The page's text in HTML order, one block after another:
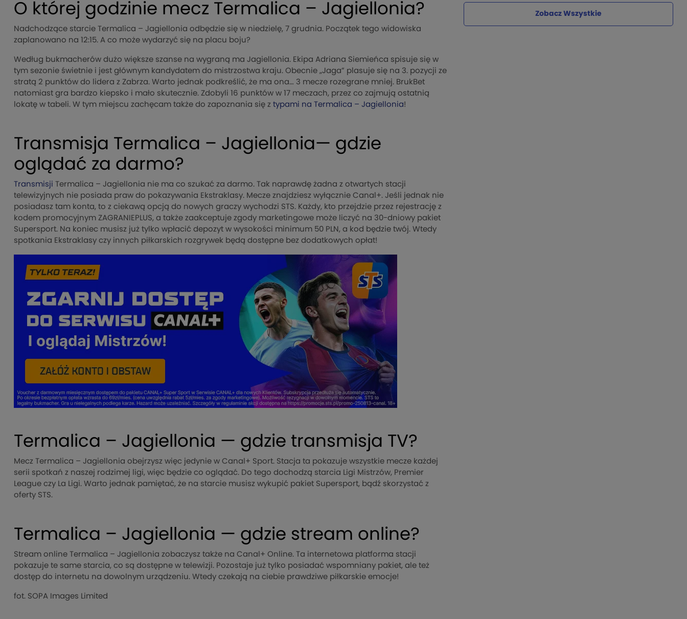
O której godzinie mecz Termalica – Jagiellonia?
Nadchodzące starcie Termalica – Jagiellonia odbędzie się w niedzielę, 7 grudnia. Początek tego widowiska
zaplanowano na 12:15. A co może wydarzyć się na placu boju?
Według bukmacherów dużo większe szanse na wygraną ma Jagiellonia. Ekipa Adriana Siemieńca spisuje się w
tym sezonie świetnie i jest głównym kandydatem do mistrzostwa kraju. Obecnie „Jaga” plasuje się na 3. pozycji ze
stratą 2 punktów do lidera z Zabrza. Warto jednak podkreślić, że ma ona… 3 mecze rozegrane mniej. BrukBet
natomiast gra bardzo kiepsko i mało skutecznie. Zdobyli 16 punktów w 17 meczach, przez co zajmują ostatnią
lokatę w tabeli. W tym miejscu zachęcam także do zapoznania się z typami na Termalica – Jagiellonia!
Transmisja Termalica – Jagiellonia— gdzie
oglądać za darmo?
Transmisji Termalica – Jagiellonia nie ma co szukać za darmo. Tak naprawdę żadna z otwartych stacji
telewizyjnych nie posiada praw do pokazywania Ekstraklasy. Mecze znajdziesz wyłącznie Canal+. Jeśli jednak nie
posiadasz tam konta, to z ciekawą opcją do nowych graczy wychodzi STS. Każdy, kto przejdzie przez rejestrację z
kodem promocyjnym ZAGRANIEPLUS, a także zaakceptuje zgody marketingowe może liczyć na 30-dniowy pakiet
Supersport. Na koniec musisz już tylko wpłacić depozyt w wysokości minimum 50 PLN, a kod będzie twój. Wtedy
spotkania Ekstraklasy czy innych piłkarskich rozgrywek będą dostępne bez dodatkowych opłat!
Termalica – Jagiellonia — gdzie transmisja TV?
Mecz Termalica – Jagiellonia obejrzysz więc jedynie w Canal+ Sport. Stacja ta pokazuje wszystkie mecze każdej
serii spotkań z naszej rodzimej ligi, więc będzie co oglądać. Do tego dochodzą starcia Ligi Mistrzów, Premier
League czy La Ligi. Warto jednak pamiętać, że na starcie musisz wykupić pakiet Supersport, bądź skorzystać z
oferty STS.
Termalica – Jagiellonia — gdzie stream online?
Stream online Termalica – Jagiellonia zobaczysz także na Canal+ Online. Ta internetowa platforma stacji
pokazuje te same starcia, co są dostępne w telewizji. Pozostaje już tylko posiadać wspomniany pakiet, ale też
dostęp do internetu na dowolnym urządzeniu. Wtedy czekają na ciebie prawdziwe piłkarskie emocje!
fot. SOPA Images Limited
Zobacz Wszystkie